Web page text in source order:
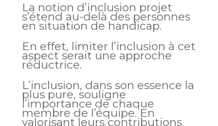
La notion d’inclusion projet
s’étend au-delà des personnes
en situation de handicap.
En effet, limiter l’inclusion à cet
aspect serait une approche
réductrice.
L’inclusion, dans son essence la
plus pure, souligne
l’importance de chaque
membre de l’équipe. En
valorisant leurs contributions